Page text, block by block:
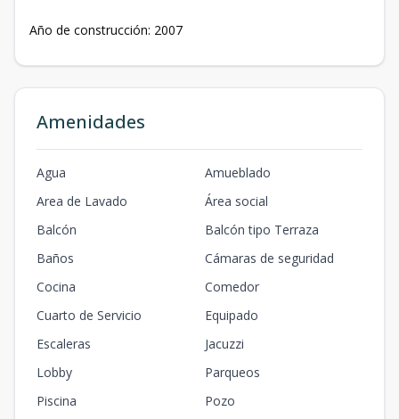
Año de construcción: 2007
Amenidades
Agua
Amueblado
Area de Lavado
Área social
Balcón
Balcón tipo Terraza
Baños
Cámaras de seguridad
Cocina
Comedor
Cuarto de Servicio
Equipado
Escaleras
Jacuzzi
Lobby
Parqueos
Piscina
Pozo